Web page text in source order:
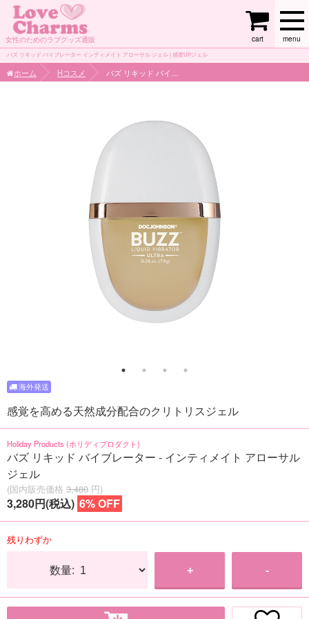
女性のためのラブグッズ通販 menu
cart
バズ リキッド バイブレーター インティメイト アローサル ジェル | 感度UPジェル
ホーム Hコスメ
感覚を高める天然成分配合のクリトリスジェル
Holiday Products (ホリディプロダクト)
バズ リキッド バイブレーター - インティメイト アローサル
ジェル
(国内販売価格 3,480 円)
3,280円(税込) 6% OFF
残りわずか
数量: + -